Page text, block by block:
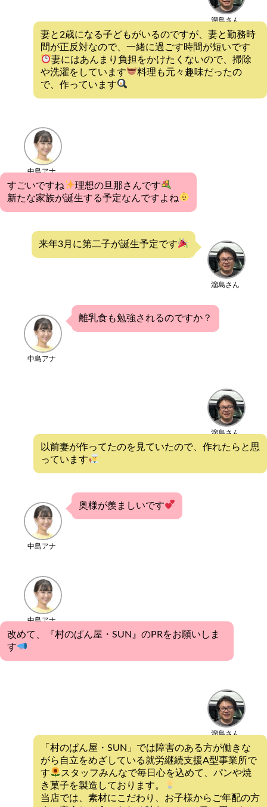
溜島さん
妻と2歳になる子どもがいるのですが、妻と勤務時
間が正反対なので、一緒に過ごす時間が短いです
妻にはあんまり負担をかけたくないので、掃除
や洗濯をしています
料理も元々趣味だったの
で、作っています
中島アナ
すごいですね
理想の旦那さんです
新たな家族が誕生する予定なんですよね
溜島さん
来年3月に第二子が誕生予定です
中島アナ
離乳食も勉強されるのですか？
溜島さん
以前妻が作ってたのを見ていたので、作れたらと思
っています
中島アナ
奥様が羨ましいです
中島アナ
改めて、『村のぱん屋・SUN』のPRをお願いしま
す
溜島さん
「村のぱん屋・SUN」では障害のある方が働きな
がら自立をめざしている就労継続支援A型事業所で
す
スタッフみんなで毎日心を込めて、パンや焼
き菓子を製造しております。
当店では、素材にこだわり、お子様からご年配の方